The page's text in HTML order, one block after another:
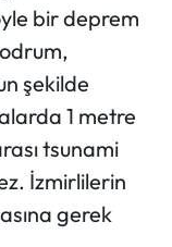
bir deprem
şekilde
1 metre
tsunami
İzmirlilerin
gerek